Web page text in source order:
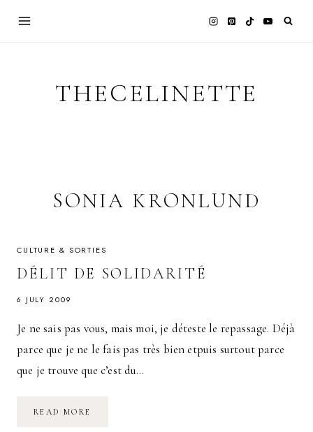
THECELINETTE
SONIA KRONLUND
CULTURE & SORTIES
DÉLIT DE SOLIDARITÉ
6 JULY 2009
Je ne sais pas vous, mais moi, je déteste le repassage. Déjà
parce que je ne le fais pas très bien etpuis surtout parce
que je trouve que c’est du…
READ MORE